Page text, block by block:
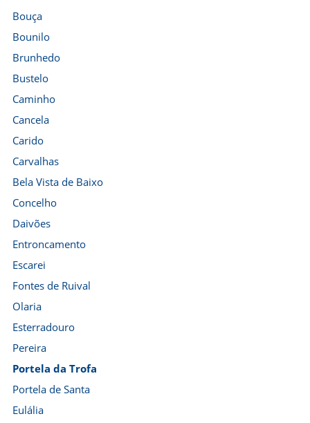
Bouça
Bounilo
Brunhedo
Bustelo
Caminho
Cancela
Carido
Carvalhas
Bela Vista de Baixo
Concelho
Daivões
Entroncamento
Escarei
Fontes de Ruival
Olaria
Esterradouro
Pereira
Portela da Trofa
Portela de Santa
Eulália